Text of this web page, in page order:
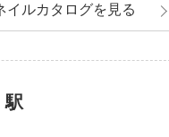
イルカタログを見る
駅